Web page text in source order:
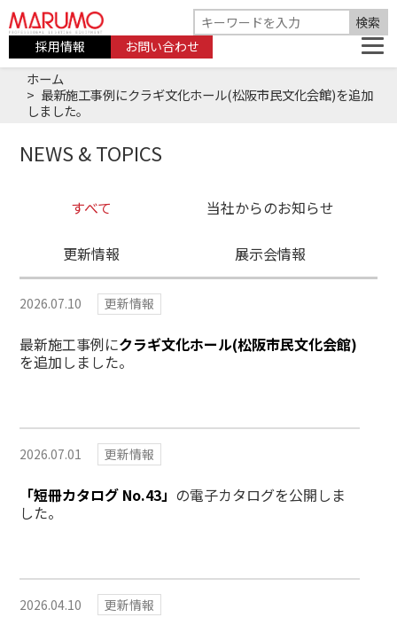
採用情報 お問い合わせ
ホーム
最新施工事例にクラギ文化ホール(松阪市民文化会館)を追加
しました。
NEWS & TOPICS
すべて 当社からのお知らせ
更新情報 展示会情報
2026.07.10 更新情報
最新施工事例にクラギ文化ホール(松阪市民文化会館)
を追加しました。
2026.07.01 更新情報
「短冊カタログ No.43」 の電子カタログを公開しま
した。
2026.04.10 更新情報